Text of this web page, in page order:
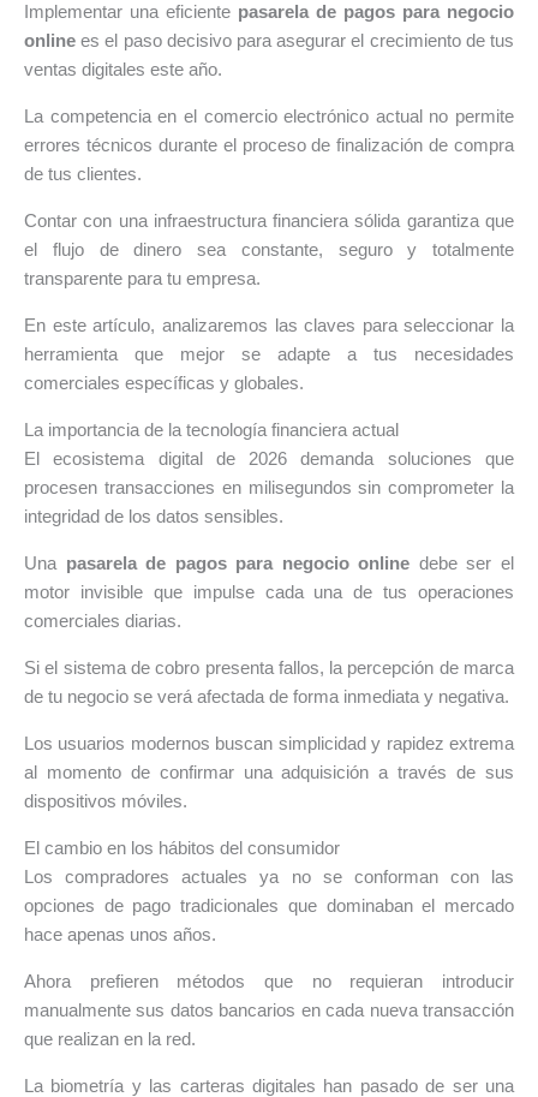
Implementar una eficiente pasarela de pagos para negocio
online es el paso decisivo para asegurar el crecimiento de tus
ventas digitales este año.
La competencia en el comercio electrónico actual no permite
errores técnicos durante el proceso de finalización de compra
de tus clientes.
Contar con una infraestructura financiera sólida garantiza que
el flujo de dinero sea constante, seguro y totalmente
transparente para tu empresa.
En este artículo, analizaremos las claves para seleccionar la
herramienta que mejor se adapte a tus necesidades
comerciales específicas y globales.
La importancia de la tecnología financiera actual
El ecosistema digital de 2026 demanda soluciones que
procesen transacciones en milisegundos sin comprometer la
integridad de los datos sensibles.
Una pasarela de pagos para negocio online debe ser el
motor invisible que impulse cada una de tus operaciones
comerciales diarias.
Si el sistema de cobro presenta fallos, la percepción de marca
de tu negocio se verá afectada de forma inmediata y negativa.
Los usuarios modernos buscan simplicidad y rapidez extrema
al momento de confirmar una adquisición a través de sus
dispositivos móviles.
El cambio en los hábitos del consumidor
Los compradores actuales ya no se conforman con las
opciones de pago tradicionales que dominaban el mercado
hace apenas unos años.
Ahora prefieren métodos que no requieran introducir
manualmente sus datos bancarios en cada nueva transacción
que realizan en la red.
La biometría y las carteras digitales han pasado de ser una